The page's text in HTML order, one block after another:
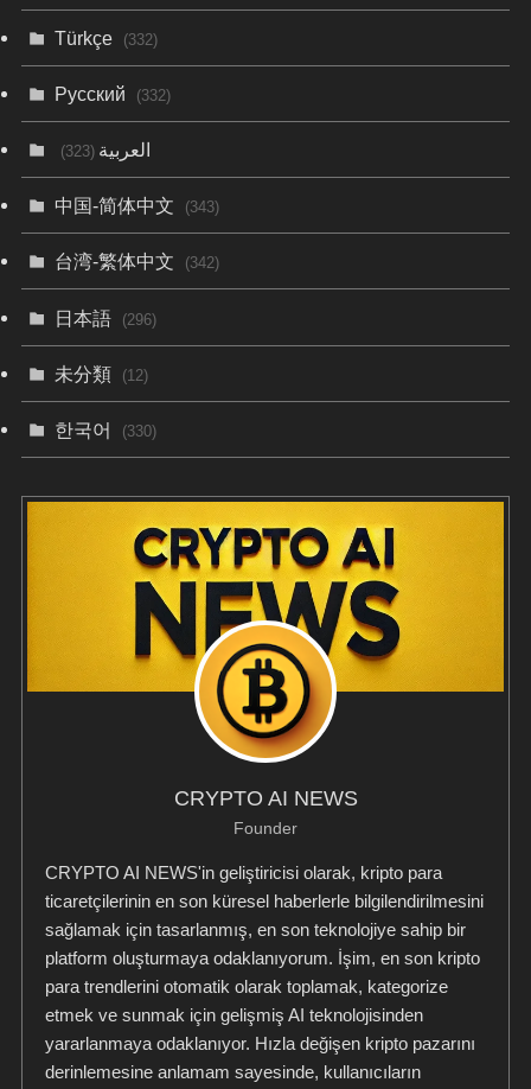
Türkçe (332)
Русский (332)
العربية(323)
中国-简体中文 (343)
台湾-繁体中文 (342)
日本語 (296)
未分類 (12)
한국어 (330)
CRYPTO AI NEWS
Founder
CRYPTO AI NEWS'in geliştiricisi olarak, kripto para
ticaretçilerinin en son küresel haberlerle bilgilendirilmesini
sağlamak için tasarlanmış, en son teknolojiye sahip bir
platform oluşturmaya odaklanıyorum. İşim, en son kripto
para trendlerini otomatik olarak toplamak, kategorize
etmek ve sunmak için gelişmiş AI teknolojisinden
yararlanmaya odaklanıyor. Hızla değişen kripto pazarını
derinlemesine anlamam sayesinde, kullanıcıların